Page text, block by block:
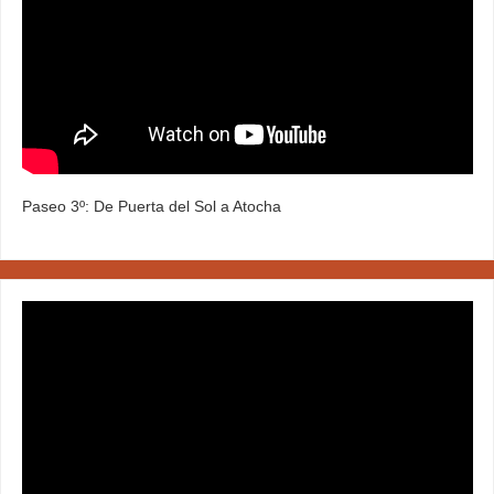
Paseo 3º: De Puerta del Sol a Atocha